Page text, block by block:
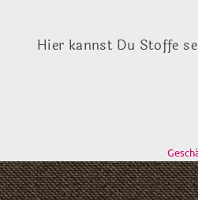
Hier kannst Du Stoffe